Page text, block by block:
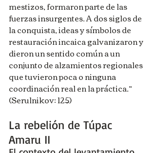
mestizos, formaron parte de las
fuerzas insurgentes. A dos siglos de
la conquista, ideas y símbolos de
restauración incaica galvanizaron y
dieron un sentido común a un
conjunto de alzamientos regionales
que tuvieron poca o ninguna
coordinación real en la práctica.”
(Serulnikov: 125)
La rebelión de Túpac
Amaru II